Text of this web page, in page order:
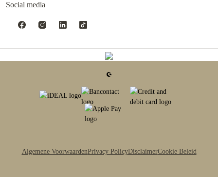
Social media
Algemene VoorwaardenPrivacy PolicyDisclaimerCookie Beleid